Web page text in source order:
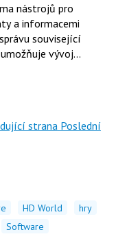
nástrojů pro
a informacemi
související
vývoj
strana Poslední
HD World
hry
Software